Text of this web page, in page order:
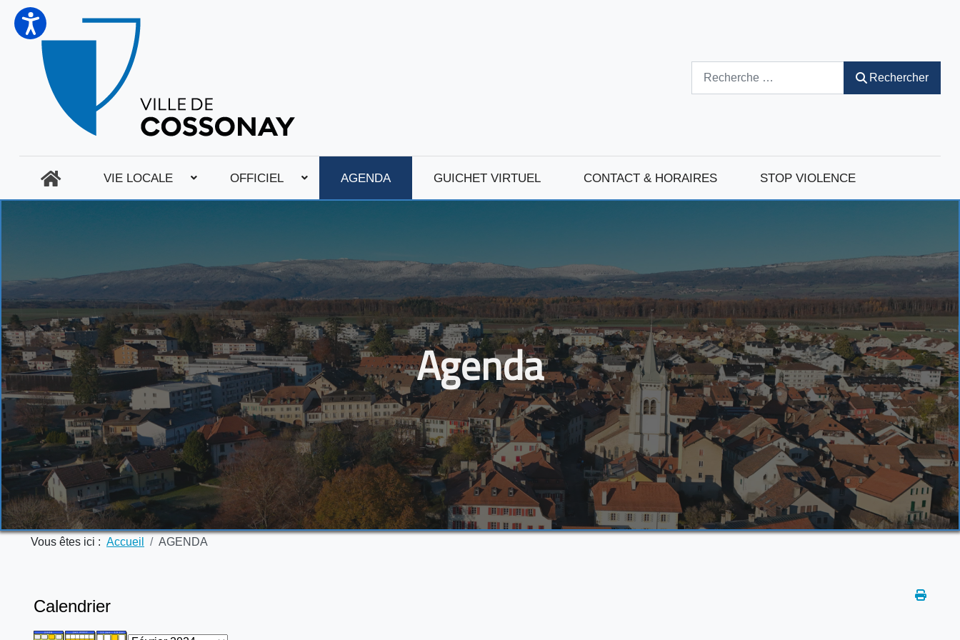
Rechercher
VIE LOCALE OFFICIEL AGENDA GUICHET VIRTUEL CONTACT & HORAIRES STOP VIOLENCE
Agenda
Vous êtes ici : Accueil AGENDA
Calendrier